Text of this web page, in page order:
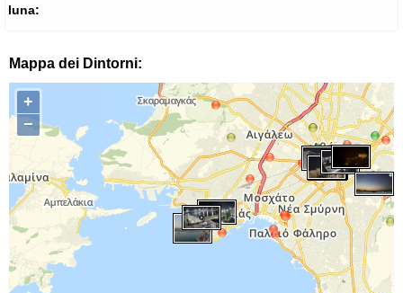
luna:
Mappa dei Dintorni:
+
−